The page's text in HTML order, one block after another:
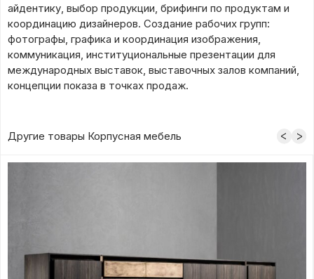
айдентику, выбор продукции, брифинги по продуктам и
координацию дизайнеров. Создание рабочих групп:
фотографы, графика и координация изображения,
коммуникация, институциональные презентации для
международных выставок, выставочных залов компаний,
концепции показа в точках продаж.
Другие товары Корпусная мебель